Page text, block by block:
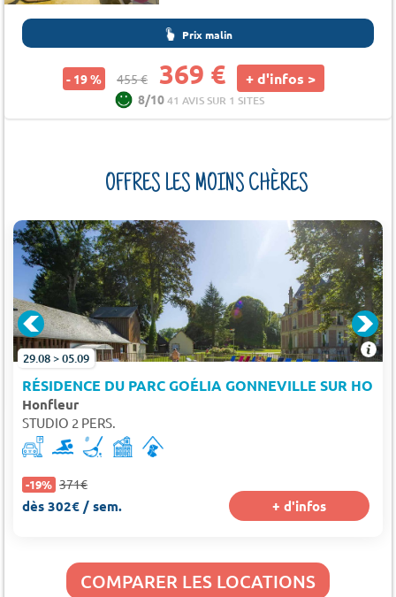
Prix malin
- 19 % 455 € 369 € + d'infos >
8/1041 AVIS SUR 1 SITES
OFFRES LES MOINS CHÈRES
29.08 > 05.09
RÉSIDENCE DU PARC GOÉLIA GONNEVILLE SUR
Honfleur
STUDIO 2 PERS.
-19% 371€
dès 302€ / sem. + d'infos
COMPARER LES LOCATIONS